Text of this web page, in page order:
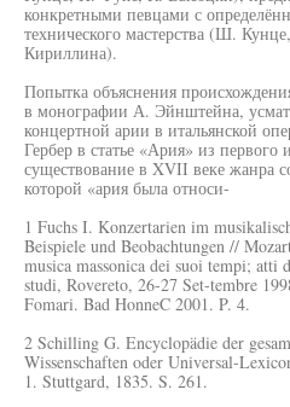
конкретными певцами с
технического мастерства (Ш.
Кириллина).
Попытка объяснения
в монографии А. Эйнштейна,
концертной арии в итальянской
Гербер в статье «Ария» из первого
существование в XVII веке жанра
которой «ария была относи-
1 Fuchs I. Konzertarien im
Beispiele und Beobachtungen //
musica massonica dei suoi tempi; atti
studi, Rovereto, 26-27 Set-tembre
Fomari. Bad HonneC 2001. P. 4.
2 Schilling G. Encyclopädie der
Wissenschaften oder Universal-
1. Stuttgard, 1835. S. 261.